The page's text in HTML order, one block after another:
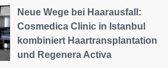
Neue Wege bei Haarausfall:
Cosmedica Clinic in Istanbul
kombiniert Haartransplantation
und Regenera Activa